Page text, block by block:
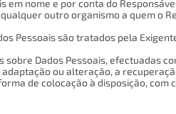
em nome e por conta do
outro organismo a quem o
Pessoais são tratados pela
Dados Pessoais, efectuadas
ou alteração, a
de colocação à disposição, com